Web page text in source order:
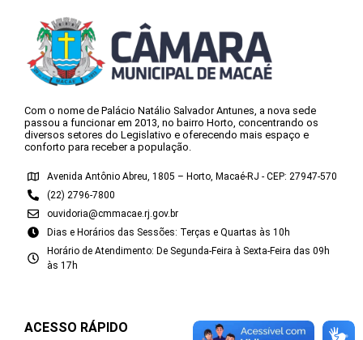
Com o nome de Palácio Natálio Salvador Antunes, a nova sede
passou a funcionar em 2013, no bairro Horto, concentrando os
diversos setores do Legislativo e oferecendo mais espaço e
conforto para receber a população.
Avenida Antônio Abreu, 1805 – Horto, Macaé-RJ - CEP: 27947-570
(22) 2796-7800
ouvidoria@cmmacae.rj.gov.br
Dias e Horários das Sessões: Terças e Quartas às 10h
Horário de Atendimento: De Segunda-Feira à Sexta-Feira das 09h
às 17h
ACESSO RÁPIDO